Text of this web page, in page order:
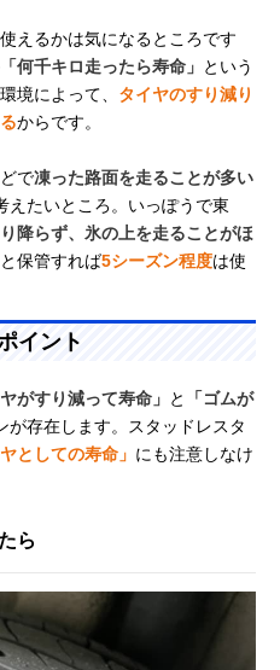
えるかは気になるところです
「何千キロ走ったら寿命」 という
境によって、 タイヤのすり減り
からです。
で凍った路面を走ることが多い
えたいところ。いっぽうで東
降らず、氷の上を走ることがほ
保管すれば5シーズン程度は使
イント
ヤがすり減って寿命」 と
「ゴムが
が存在します。スタッドレスタ
としての寿命」 にも注意しなけ
ら